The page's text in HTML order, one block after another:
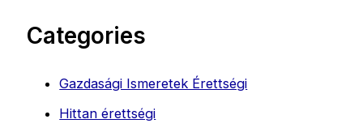
Categories
Gazdasági Ismeretek Érettségi
Hittan érettségi